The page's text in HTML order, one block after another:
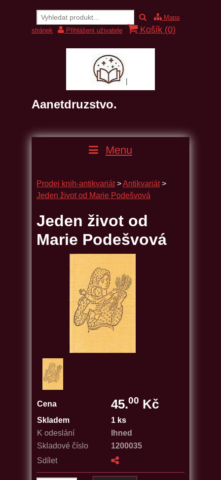
Mapa
stránek
Přihlášení uživatele Košík (0)
Aanetdruzstvo.
Menu
Prodej knih-antikvariát >Antikvariát >
Jeden život od Marie Podešvová
Jeden život od
Marie Podešvová
Cena 45.00 Kč
Skladem
1 ks
K odeslání
Ihned
Skladové číslo
1200035
Sdílet